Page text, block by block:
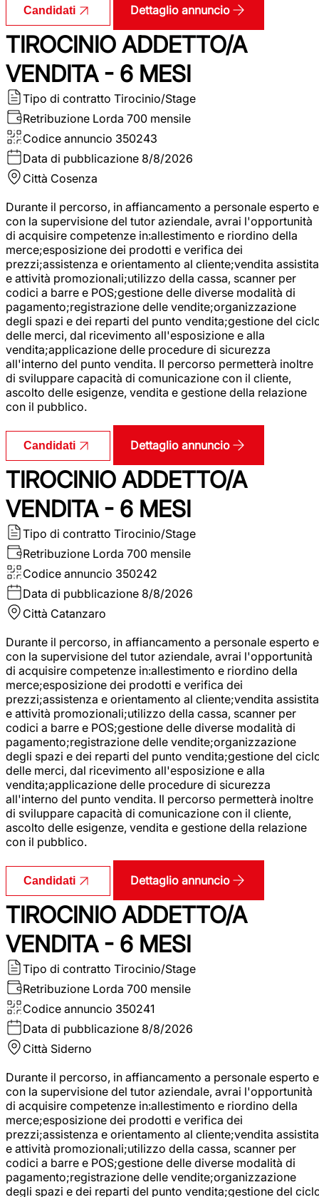
Candidati Dettaglio annuncio
TIROCINIO ADDETTO/A
VENDITA - 6 MESI
Tipo di contratto Tirocinio/Stage
Retribuzione Lorda 700 mensile
Codice annuncio 350243
Data di pubblicazione 8/8/2026
Città Cosenza
Durante il percorso, in affiancamento a personale esperto e
con la supervisione del tutor aziendale, avrai l'opportunità
di acquisire competenze in:allestimento e riordino della
merce;esposizione dei prodotti e verifica dei
prezzi;assistenza e orientamento al cliente;vendita assistita
e attività promozionali;utilizzo della cassa, scanner per
codici a barre e POS;gestione delle diverse modalità di
pagamento;registrazione delle vendite;organizzazione
degli spazi e dei reparti del punto vendita;gestione del
delle merci, dal ricevimento all'esposizione e alla
vendita;applicazione delle procedure di sicurezza
all'interno del punto vendita. Il percorso permetterà inoltre
di sviluppare capacità di comunicazione con il cliente,
ascolto delle esigenze, vendita e gestione della relazione
con il pubblico.
Candidati Dettaglio annuncio
TIROCINIO ADDETTO/A
VENDITA - 6 MESI
Tipo di contratto Tirocinio/Stage
Retribuzione Lorda 700 mensile
Codice annuncio 350242
Data di pubblicazione 8/8/2026
Città Catanzaro
Durante il percorso, in affiancamento a personale esperto e
con la supervisione del tutor aziendale, avrai l'opportunità
di acquisire competenze in:allestimento e riordino della
merce;esposizione dei prodotti e verifica dei
prezzi;assistenza e orientamento al cliente;vendita assistita
e attività promozionali;utilizzo della cassa, scanner per
codici a barre e POS;gestione delle diverse modalità di
pagamento;registrazione delle vendite;organizzazione
degli spazi e dei reparti del punto vendita;gestione del
delle merci, dal ricevimento all'esposizione e alla
vendita;applicazione delle procedure di sicurezza
all'interno del punto vendita. Il percorso permetterà inoltre
di sviluppare capacità di comunicazione con il cliente,
ascolto delle esigenze, vendita e gestione della relazione
con il pubblico.
Candidati Dettaglio annuncio
TIROCINIO ADDETTO/A
VENDITA - 6 MESI
Tipo di contratto Tirocinio/Stage
Retribuzione Lorda 700 mensile
Codice annuncio 350241
Data di pubblicazione 8/8/2026
Città Siderno
Durante il percorso, in affiancamento a personale esperto e
con la supervisione del tutor aziendale, avrai l'opportunità
di acquisire competenze in:allestimento e riordino della
merce;esposizione dei prodotti e verifica dei
prezzi;assistenza e orientamento al cliente;vendita assistita
e attività promozionali;utilizzo della cassa, scanner per
codici a barre e POS;gestione delle diverse modalità di
pagamento;registrazione delle vendite;organizzazione
degli spazi e dei reparti del punto vendita;gestione del